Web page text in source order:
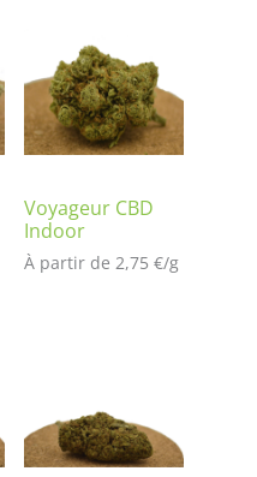
Voyageur CBD
Indoor
À partir de 2,75 €/g